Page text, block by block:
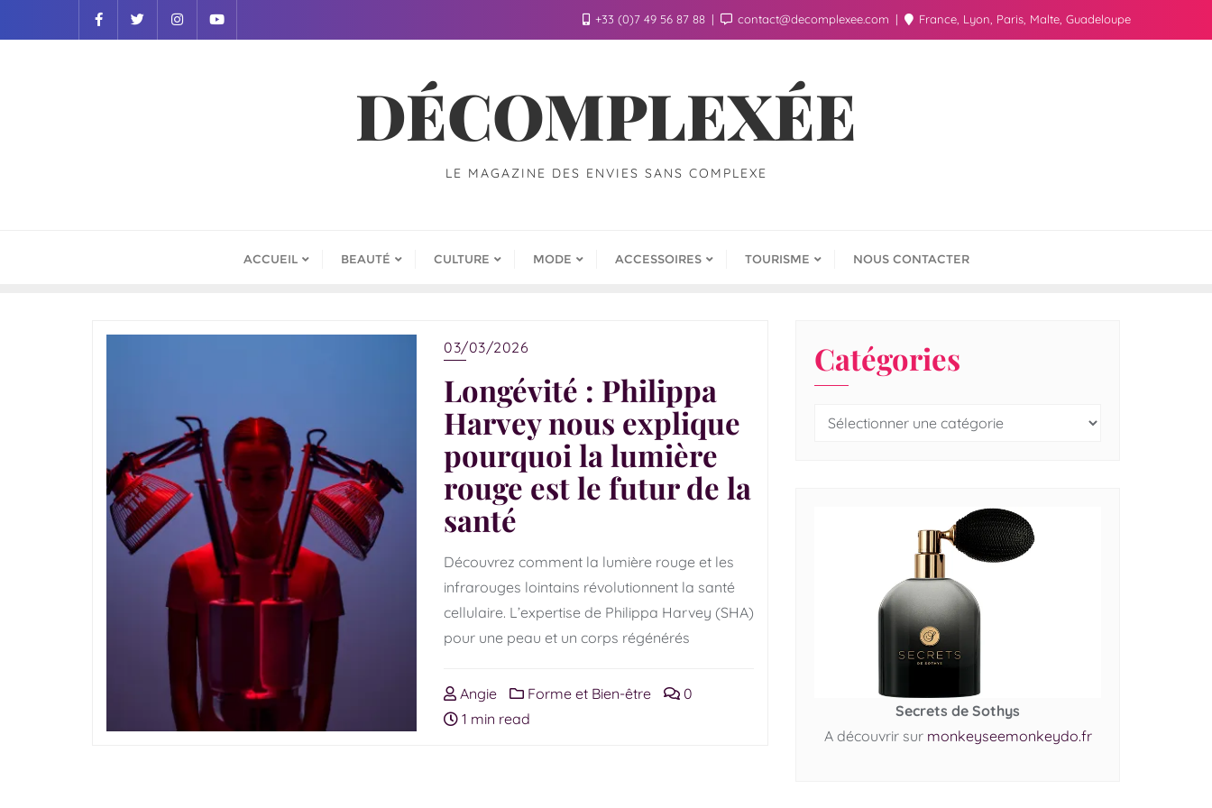
+33 (0)7 49 56 87 88 contact@decomplexee.com France, Lyon, Paris, Malte, Guadeloupe
DÉCOMPLEXÉE
LE MAGAZINE DES ENVIES SANS COMPLEXE
ACCUEIL BEAUTÉ CULTURE MODE ACCESSOIRES TOURISME NOUS CONTACTER
03/03/2026
Longévité : Philippa
Harvey nous explique
pourquoi la lumière
rouge est le futur de la
santé
Découvrez comment la lumière rouge et les
infrarouges lointains révolutionnent la santé
cellulaire. L’expertise de Philippa Harvey (SHA)
pour une peau et un corps régénérés
Angie Forme et Bien-être
0
1 min read
Catégories
Secrets de Sothys
A découvrir sur monkeyseemonkeydo.fr